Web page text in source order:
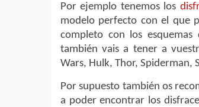
Por ejemplo tenemos los
modelo perfecto con el que
completo con los
también vais a tener a
Wars, Hulk, Thor, Spiderman,
Por supuesto también os
a poder encontrar los